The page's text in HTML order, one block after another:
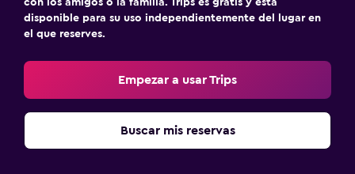
disponible para su uso independientemente del lugar en
el que reserves.
Empezar a usar Trips
Buscar mis reservas